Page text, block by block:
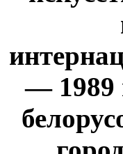
— 1989